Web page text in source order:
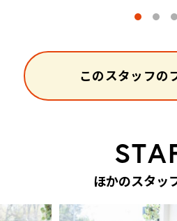
このスタッフの
STA
ほかのスタッ